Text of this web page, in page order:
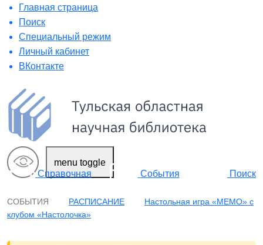
Главная страница
Поиск
Специальный режим
Личный кабинет
ВКонтакте
menu toggle
Справочная
События Поиск
СОБЫТИЯ РАСПИСАНИЕ
Настольная игра «МЕМО» с
клубом «Настолочка»